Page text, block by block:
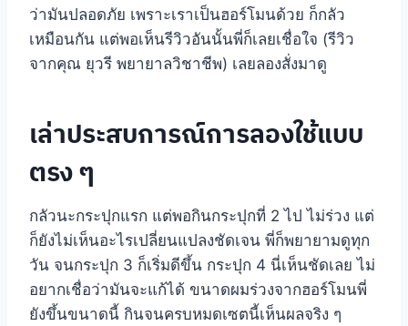
ว่ามันปลอดภัย เพราะเราเป็นฮอร์โมนด้วย ก็กลัว
เหมือนกัน แต่พอเห็นรีวิวอันนั้นพี่ก็เลยเชื่อใจ (รีวิว
จากคุณ ยุวรี พยายาลวิชาชีพ) เลยลองสั่งมาดู
เล่าประสบการณ์การลองใช้แบบ
ตรง ๆ
กลัวนะกระปุกแรก แต่พอกินกระปุกที่ 2 ไป ไม่ร่วง แต่
ก็ยังไม่เห็นอะไรเปลี่ยนแปลงชัดเจน พี่ก็พยายามดูทุก
วัน จนกระปุก 3 ก็เริ่มดีขึ้น กระปุก 4 นี่เห็นชัดเลย ไม่
อยากเชื่อว่ามันจะแก้ได้ ขนาดผมร่วงจากฮอร์โมนพี่
ยังขึ้นขนาดนี้ กินจนครบหมดเซตนี้เห็นผลจริง ๆ